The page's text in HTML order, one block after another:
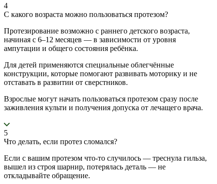
4
С какого возраста можно пользоваться протезом?
Протезирование возможно с раннего детского возраста,
начиная с 6–12 месяцев — в зависимости от уровня
ампутации и общего состояния ребёнка.
Для детей применяются специальные облегчённые
конструкции, которые помогают развивать моторику и не
отставать в развитии от сверстников.
Взрослые могут начать пользоваться протезом сразу после
заживления культи и получения допуска от лечащего врача.
5
Что делать, если протез сломался?
Если с вашим протезом что-то случилось — треснула гильза,
вышел из строя шарнир, потерялась деталь — не
откладывайте обращение.